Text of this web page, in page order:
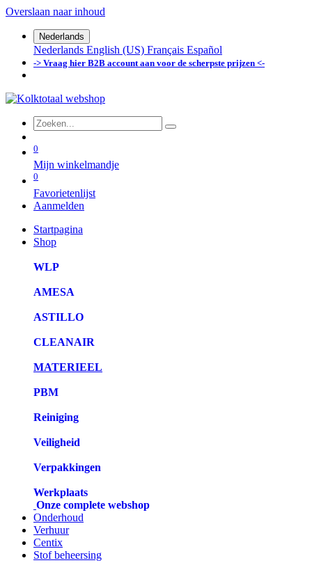
Overslaan naar inhoud
Nederlands
Nederlands English (US) Français Español
-> Vraag hier B2B account aan voor de scherpste prijzen <-
0
Mijn winkelmandje
0
Favorietenlijst
Aanmelden
Startpagina
Shop
WLP
AMESA
ASTILLO
CLEANAIR
MATERIEEL
PBM
Reiniging
Veiligheid
Verpakkingen
Werkplaats
Onze complete webshop
Onderhoud
Verhuur
Centix
Stof beheersing